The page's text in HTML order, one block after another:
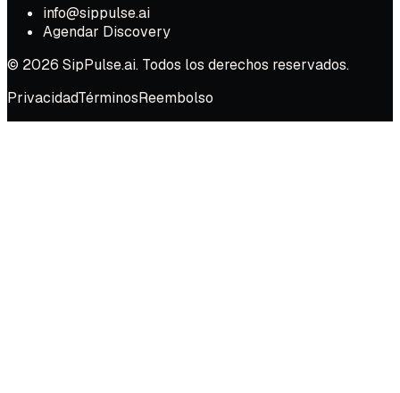
info@sippulse.ai
Agendar Discovery
© 2026 SipPulse.ai. Todos los derechos reservados.
PrivacidadTérminosReembolso